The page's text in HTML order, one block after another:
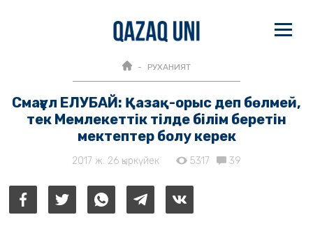
РУХАНИЯТ
Смағұл ЕЛУБАЙ: Қазақ-орыс деп бөлмей,
тек Мемлекеттік тілде білім беретін
мектептер болу керек
2017 ж. 26 қыркүйек 5317 39